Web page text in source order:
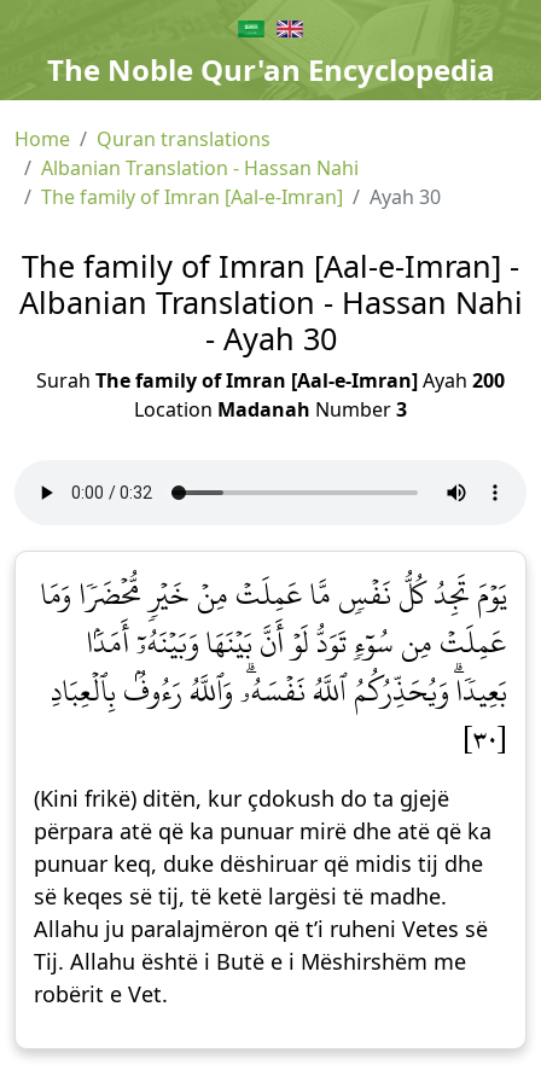
The Noble Qur'an Encyclopedia
Home
Quran translations
Albanian Translation - Hassan Nahi
The family of Imran [Aal-e-Imran]
Ayah 30
The family of Imran [Aal-e-Imran] -
Albanian Translation - Hassan Nahi
- Ayah 30
Surah The family of Imran [Aal-e-Imran]Ayah 200
Location Madanah Number3
يَوۡمَ تَجِدُ كُلُّ نَفۡسٖ مَّا عَمِلَتۡ مِنۡ خَيۡرٖ مُّحۡضَرٗا وَمَا
عَمِلَتۡ مِن سُوٓءٖ تَوَدُّ لَوۡ أَنَّ بَيۡنَهَا وَبَيۡنَهُۥٓ أَمَدَۢا
بَعِيدٗاۗ وَيُحَذِّرُكُمُ ٱللَّهُ نَفۡسَهُۥۗ وَٱللَّهُ رَءُوفُۢ بِٱلۡعِبَادِ
[٣٠]
(Kini frikë) ditën, kur çdokush do ta gjejë
përpara atë që ka punuar mirë dhe atë që ka
punuar keq, duke dëshiruar që midis tij dhe
së keqes së tij, të ketë largësi të madhe.
Allahu ju paralajmëron që t’i ruheni Vetes së
Tij. Allahu është i Butë e i Mëshirshëm me
robërit e Vet.